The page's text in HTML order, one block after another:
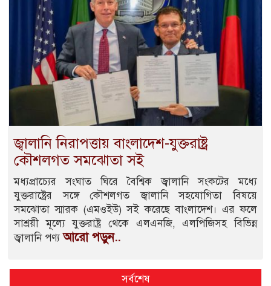
জ্বালানি নিরাপত্তায় বাংলাদেশ-যুক্তরাষ্ট্র
কৌশলগত সমঝোতা সই
মধ্যপ্রাচ্যের সংঘাত ঘিরে বৈশ্বিক জ্বালানি সংকটের মধ্যে
যুক্তরাষ্ট্রের সঙ্গে কৌশলগত জ্বালানি সহযোগিতা বিষয়ে
সমঝোতা স্মারক (এমওইউ) সই করেছে বাংলাদেশ। এর ফলে
সাশ্রয়ী মূল্যে যুক্তরাষ্ট্র থেকে এলএনজি, এলপিজিসহ বিভিন্ন
জ্বালানি পণ্যআরো পড়ুন..
সর্বশেষ